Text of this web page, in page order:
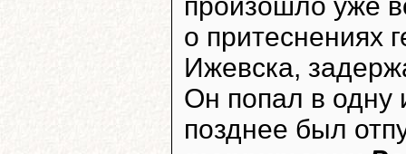
о притеснениях
Ижевска,
Он попал в одну
позднее был